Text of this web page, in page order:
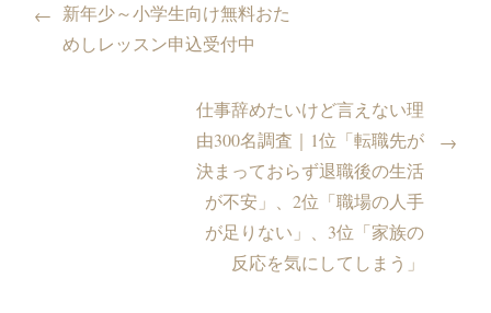
← 新年少～小学生向け無料おた
めしレッスン申込受付中
仕事辞めたいけど言えない理
由300名調査｜1位「転職先が
決まっておらず退職後の生活
が不安」、2位「職場の人手
が足りない」、3位「家族の
反応を気にしてしまう」
→